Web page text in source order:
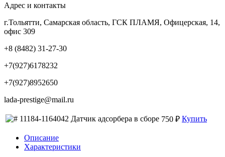
Адрес и контакты
г.Тольятти, Самарская область, ГСК ПЛАМЯ, Офицерская, 14,
офис 309
+8 (8482) 31-27-30
+7(927)6178232
+7(927)8952650
lada-prestige@mail.ru
11184-1164042 Датчик адсорбера в сборе 750 ₽ Купить
Описание
Характеристики